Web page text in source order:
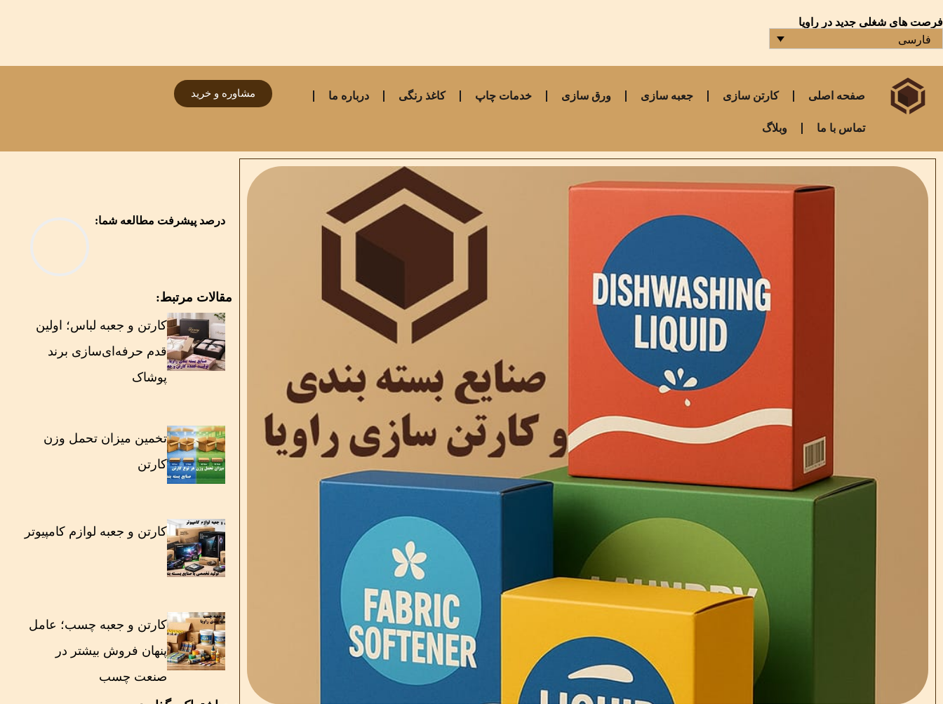
فرصت های شغلی جدید در راویا
فارسی
صفحه اصلی کارتن سازی جعبه سازی ورق سازی خدمات چاپ کاغذ رنگی درباره ما
تماس با ما وبلاگ
مشاوره و خرید
درصد پیشرفت مطالعه شما:
مقالات مرتبط:
کارتن و جعبه لباس؛ اولین
قدم حرفه‌ای‌سازی برند
پوشاک
تخمین میزان تحمل وزن
کارتن
کارتن و جعبه لوازم کامپیوتر
کارتن و جعبه چسب؛ عامل
پنهان فروش بیشتر در
صنعت چسب